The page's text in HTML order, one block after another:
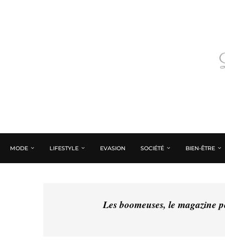
MODE LIFESTYLE EVASION SOCIÉTÉ BIEN-ÊTRE
Les boomeuses, le magazine